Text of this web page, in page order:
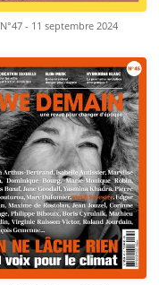
N°47 - 11 septembre 2024